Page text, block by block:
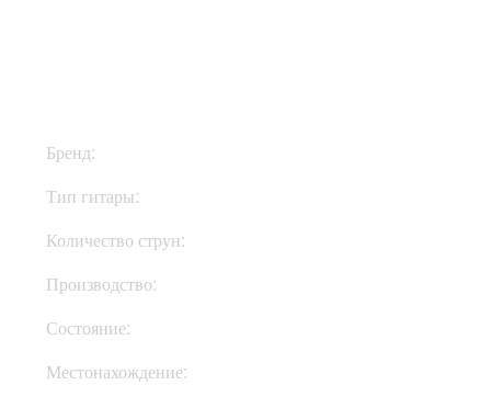
Бренд:
Тип гитары:
Количество струн:
Производство:
Состояние:
Местонахождение: